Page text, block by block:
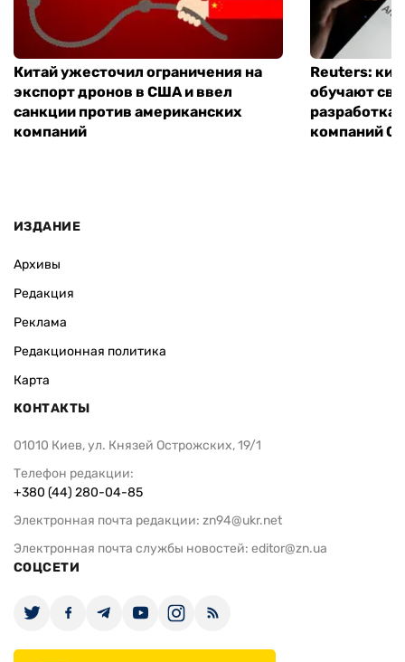
Китай ужесточил ограничения на
экспорт дронов в США и ввел
санкции против американских
компаний
Reuters:
обучают
компаний
ИЗДАНИЕ
Архивы
Редакция
Реклама
Редакционная политика
Карта
КОНТАКТЫ
01010 Киев, ул. Князей Острожских, 19/1
Телефон редакции:
+380 (44) 280-04-85
Электронная почта редакции: zn94@ukr.net
Электронная почта службы новостей: editor@zn.ua
СОЦСЕТИ